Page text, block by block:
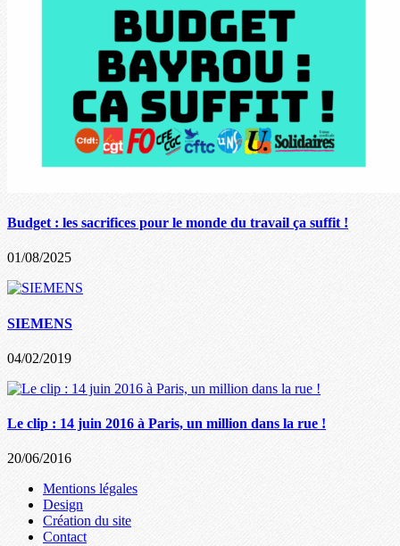
Budget : les sacrifices pour le monde du travail ça suffit !
01/08/2025
SIEMENS
04/02/2019
Le clip : 14 juin 2016 à Paris, un million dans la rue !
20/06/2016
Mentions légales
Design
Création du site
Contact